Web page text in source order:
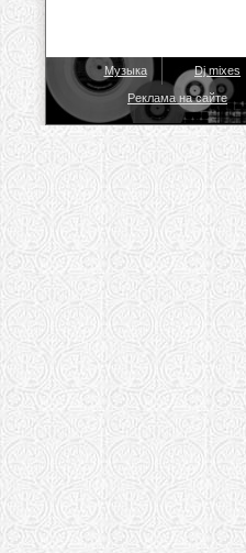
Музыка Dj mixes
Реклама на сайте